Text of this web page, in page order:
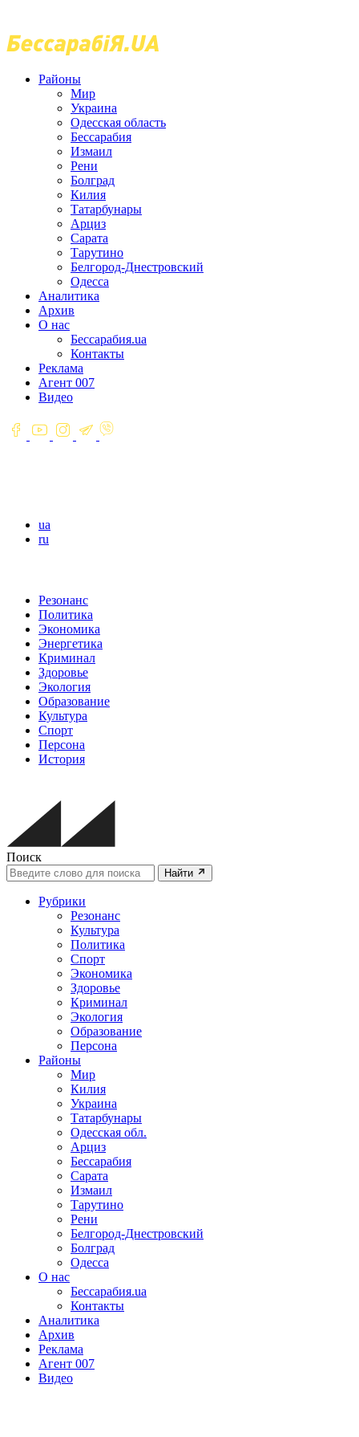
Районы
Мир
Украина
Одесская область
Бессарабия
Измаил
Рени
Болград
Килия
Татарбунары
Арциз
Сарата
Тарутино
Белгород-Днестровский
Одесса
Аналитика
Архив
О нас
Бессарабия.ua
Контакты
Реклама
Агент 007
Видео
ua
ru
Резонанс
Политика
Экономика
Энергетика
Криминал
Здоровье
Экология
Образование
Культура
Спорт
Персона
История
Поиск
Найти
Рубрики
Резонанс
Культура
Политика
Спорт
Экономика
Здоровье
Криминал
Экология
Образование
Персона
Районы
Мир
Килия
Украина
Татарбунары
Одесская обл.
Арциз
Бессарабия
Сарата
Измаил
Тарутино
Рени
Белгород-Днестровский
Болград
Одесса
О нас
Бессарабия.ua
Контакты
Аналитика
Архив
Реклама
Агент 007
Видео